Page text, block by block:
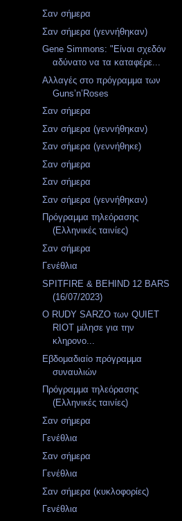
Σαν σήμερα
Σαν σήμερα (γεννήθηκαν)
Gene Simmons: "Eίναι σχεδόν
αδύνατο να τα καταφέρε...
Αλλαγές στο πρόγραμμα των
Guns’n’Roses
Σαν σήμερα
Σαν σήμερα (γεννήθηκαν)
Σαν σήμερα (γεννήθηκε)
Σαν σήμερα
Σαν σήμερα
Σαν σήμερα (γεννήθηκαν)
Πρόγραμμα τηλεόρασης
(Ελληνικές ταινίες)
Σαν σήμερα
Γενέθλια
SPITFIRE & BEHIND 12 BARS
(16/07/2023)
Ο RUDY SARZO των QUIET
RIOT μίλησε για την
κληρονο...
Εβδομαδιαίο πρόγραμμα
συναυλιών
Πρόγραμμα τηλεόρασης
(Ελληνικές ταινίες)
Σαν σήμερα
Γενέθλια
Σαν σήμερα
Γενέθλια
Σαν σήμερα (κυκλοφορίες)
Γενέθλια